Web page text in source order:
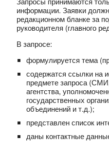
информации. Заявки
редакционном бланке за
руководителя (главного
В запросе:
формулируется тема
содержатся ссылки на
предмете запроса
агентства,
государственных
объединений и т.д.);
представлен список
даны контактные